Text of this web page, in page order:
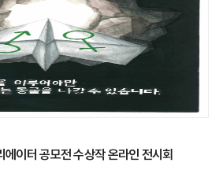
것으로 보인다고 말한다.이에 수단 국민 120만 명
로, 이러한 피난민의 거의 90%가 여성 및
은 머리를 가려야 한다는 이란의 엄격한 규정을
사망한 22세 여대생 마흐사 아미니의 사망
이 이 규정에 저항하고 있으며, 노벨 평화상
은 이란의 인권 운동가들은 장기간 징역형을
러나 지난 1년간 약간의 진전도 있었다.2023년
'을 승인했습니다. '국제앰네스티' 아르헨티나
3명 중 1명이 온라인 폭력을 경험했다.한편
이터 공모전 수상작 온라인 전시회